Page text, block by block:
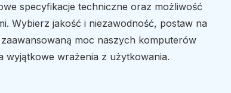
specyfikacje techniczne oraz możliwość
Wybierz jakość i niezawodność, postaw na
moc naszych komputerów
wyjątkowe wrażenia z użytkowania.